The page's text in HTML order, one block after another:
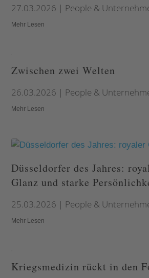
27.03.2026 | People &
Mehr Lesen
Zwischen zwei Welten
26.03.2026 | People &
Mehr Lesen
Düsseldorfer des Jahres:
Glanz und starke
25.03.2026 | People &
Mehr Lesen
Kriegsmedizin rückt in den